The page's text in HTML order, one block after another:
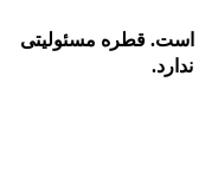
قطره مسئولیتی